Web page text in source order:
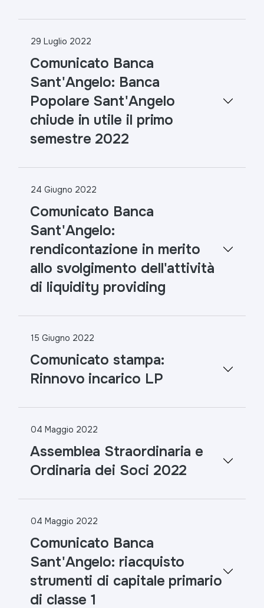
29 Luglio 2022
Comunicato Banca
Sant'Angelo: Banca
Popolare Sant'Angelo
chiude in utile il primo
semestre 2022
24 Giugno 2022
Comunicato Banca
Sant'Angelo:
rendicontazione in merito
allo svolgimento dell'attività
di liquidity providing
15 Giugno 2022
Comunicato stampa:
Rinnovo incarico LP
04 Maggio 2022
Assemblea Straordinaria e
Ordinaria dei Soci 2022
04 Maggio 2022
Comunicato Banca
Sant'Angelo: riacquisto
strumenti di capitale primario
di classe 1